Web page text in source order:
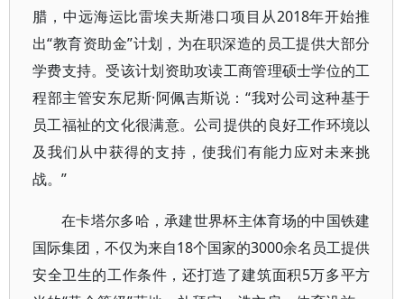
腊，中远海运比雷埃夫斯港口项目从2018年开始推
出“教育资助金”计划，为在职深造的员工提供大部分
学费支持。受该计划资助攻读工商管理硕士学位的工
程部主管安东尼斯·阿佩吉斯说：“我对公司这种基于
员工福祉的文化很满意。公司提供的良好工作环境以
及我们从中获得的支持，使我们有能力应对未来挑
战。”
在卡塔尔多哈，承建世界杯主体育场的中国铁建
国际集团，不仅为来自18个国家的3000余名员工提供
安全卫生的工作条件，还打造了建筑面积5万多平方